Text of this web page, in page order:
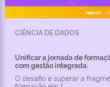
CIÊNCIA DE DADOS
Unificar a jornada de
com gestão integrada.
O desafio é superar a